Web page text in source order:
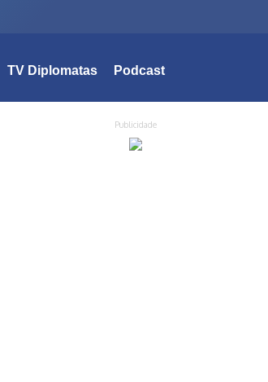
TV Diplomatas Podcast
Publicidade